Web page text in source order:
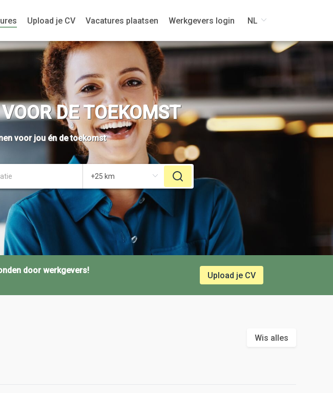
Upload je CV Vacatures plaatsen Werkgevers login NL
DE TOEKOMST
voor jou én de toekomst
door werkgevers! Upload je CV
Wis alles